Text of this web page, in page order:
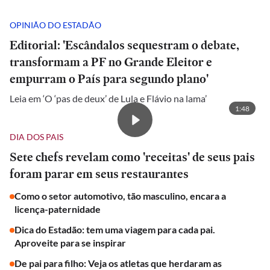
OPINIÃO DO ESTADÃO
Editorial: 'Escândalos sequestram o debate,
transformam a PF no Grande Eleitor e
empurram o País para segundo plano'
Leia em ‘O ‘pas de deux’ de Lula e Flávio na lama’
1:48
DIA DOS PAIS
Sete chefs revelam como 'receitas' de seus pais
foram parar em seus restaurantes
Como o setor automotivo, tão masculino, encara a
licença-paternidade
Dica do Estadão: tem uma viagem para cada pai.
Aproveite para se inspirar
De pai para filho: Veja os atletas que herdaram as